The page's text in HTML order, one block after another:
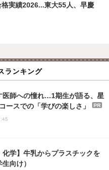
実績2026...東大55人、早慶
ランキング
医師への憧れ…1期生が語る、星
ースでの「学びの楽しさ」
PR
化学】牛乳からプラスチックを
向け）